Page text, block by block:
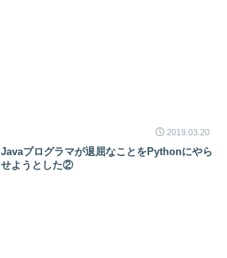
2019.03.20
Javaプログラマが退屈なことをPythonにやら
せようとした②